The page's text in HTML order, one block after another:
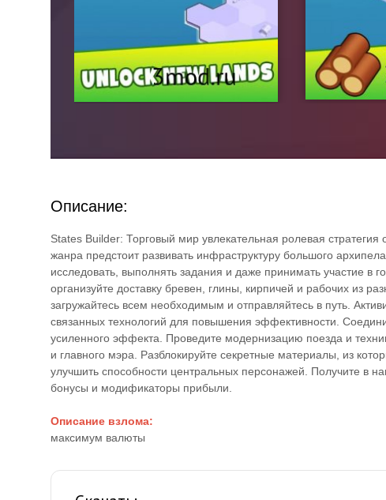
Описание:
States Builder: Торговый мир увлекательная ролевая
жанра предстоит развивать инфраструктуру большого
исследовать, выполнять задания и даже принимать участие в
организуйте доставку бревен, глины, кирпичей и рабочих из
загружайтесь всем необходимым и отправляйтесь в путь.
связанных технологий для повышения эффективности.
усиленного эффекта. Проведите модернизацию поезда и
и главного мэра. Разблокируйте секретные материалы, из
улучшить способности центральных персонажей. Получите в
бонусы и модификаторы прибыли.
Описание взлома:
максимум валюты